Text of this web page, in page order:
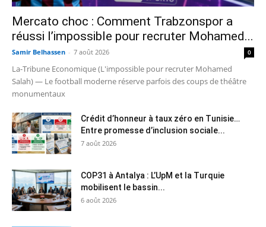
Mercato choc : Comment Trabzonspor a
réussi l’impossible pour recruter Mohamed...
Samir Belhassen - 7 août 2026 0
La-Tribune Economique (L'impossible pour recruter Mohamed
Salah) — Le football moderne réserve parfois des coups de théâtre
monumentaux
Crédit d’honneur à taux zéro en Tunisie…
Entre promesse d’inclusion sociale...
7 août 2026
COP31 à Antalya : L’UpM et la Turquie
mobilisent le bassin...
6 août 2026